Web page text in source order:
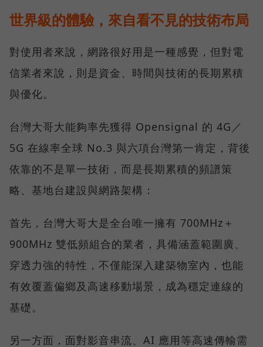
世界級的體驗，來自看不見的技術布局
對使用者來說，網路很好用是一種感覺，但對電
信業者來說，則是資金、時間與技術的長期累積
與優化。
台灣大哥大能夠率先獲得 Opensignal 的 4G／
5G 在線率全球 No.3 與六項台灣第一肯定，背後
依靠的不是單一技術，而是長期累積的頻譜策
略、基地台建設與網路架構：
首先，台灣大哥大是全台唯一擁有 700MHz＋
900MHz 雙低頻組合的業者，具備涵蓋範圍廣、
穿透力強的特性，不僅能深入建築物室內，也能
有效覆蓋偏鄉及高速移動場景，成為穩定連線的
基礎。
另一方面，面對影音串流、AI 應用等高速傳輸需